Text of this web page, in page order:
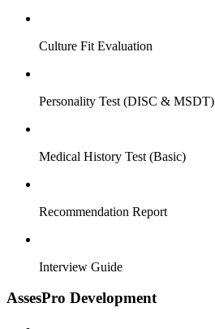
Culture Fit Evaluation
Personality Test (DISC & MSDT)
Medical History Test (Basic)
Recommendation Report
Interview Guide
AssesPro Development